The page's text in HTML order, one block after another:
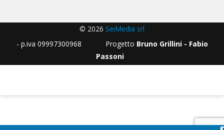
© 2026 SeiMedia srl
- p.iva 09997300968 Progetto Bruno Grillini - Fabio
Passoni